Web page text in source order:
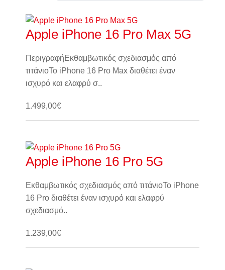
Apple iPhone 16 Pro Max 5G
ΠεριγραφήΕκθαμβωτικός σχεδιασμός από
τιτάνιοΤο iPhone 16 Pro Max διαθέτει έναν
ισχυρό και ελαφρύ σ..
1.499,00€
Apple iPhone 16 Pro 5G
Εκθαμβωτικός σχεδιασμός από τιτάνιοΤο iPhone
16 Pro διαθέτει έναν ισχυρό και ελαφρύ
σχεδιασμό..
1.239,00€